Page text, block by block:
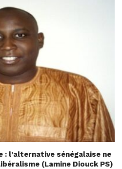
l’alternative sénégalaise ne
(Lamine Diouck PS)